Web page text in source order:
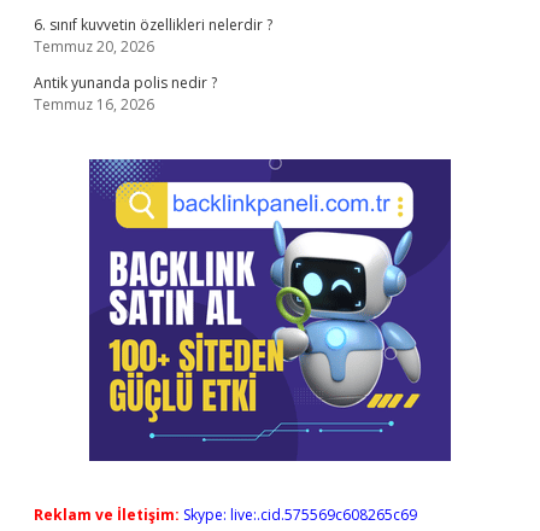
6. sınıf kuvvetin özellikleri nelerdir ?
Temmuz 20, 2026
Antik yunanda polis nedir ?
Temmuz 16, 2026
Reklam ve İletişim: Skype: live:.cid.575569c608265c69